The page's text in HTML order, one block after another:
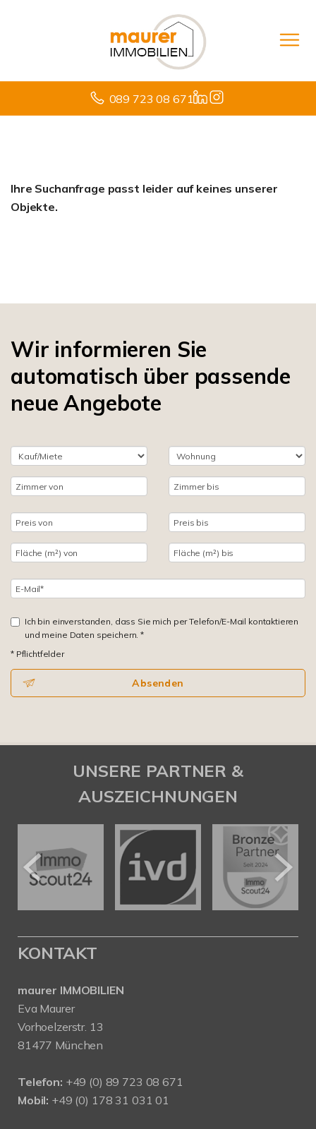
089 723 08 671
Ihre Suchanfrage passt leider auf keines unserer
Objekte.
Wir informieren Sie
automatisch über passende
neue Angebote
Ich bin einverstanden, dass Sie mich per Telefon/E-Mail kontaktieren
und meine Daten speichern. *
* Pflichtfelder
Absenden
UNSERE PARTNER &
AUSZEICHNUNGEN
KONTAKT
maurer IMMOBILIEN
Eva Maurer
Vorhoelzerstr. 13
81477 München
Telefon: +49 (0) 89 723 08 671
Mobil: +49 (0) 178 31 031 01